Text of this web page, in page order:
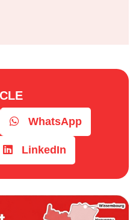
WhatsApp
LinkedIn